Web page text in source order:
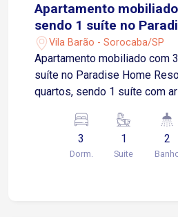
Apartamento
sendo 1 suíte no
Resort - Sorocaba
Vila Barão - Sorocaba/SP
Apartamento mobiliado com
suíte no Paradise Home
quartos, sendo 1 suíte com
condicionado Varanda
sacada fechada com blindex
integrada à lavanderia
3
Dorm.
1
Suite
2